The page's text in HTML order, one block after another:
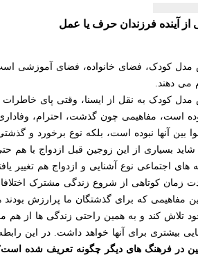
از آینده فرزندان حرف یا عمل
کودک، فضای خانواده، فضای آموزشی است.
می دهند.
کودک به نقل از ایسنا، وقتی پای خاطرات
است، مفاهیمی چون گذشت، احترام،
بین آنها نبوده است، بلکه نوع برخورد و
بسیاری از این زوجین قبل ازدواج با هم
های اجتماعی نوع آشنایی و ازدواج هم
زمان کوتاهی از شروع زندگی مشترک
مفاهیمی که برای گذشتگان ما پرارزش
تلاش کند و به همین راحتی زندگی ها از هم
بیشتری برای آنها خواهد داشت. در این
در فرهنگ های دیگر چگونه تعریف شده